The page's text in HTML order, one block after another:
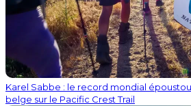
Karel Sabbe : le record mondial
belge sur le Pacific Crest Trail